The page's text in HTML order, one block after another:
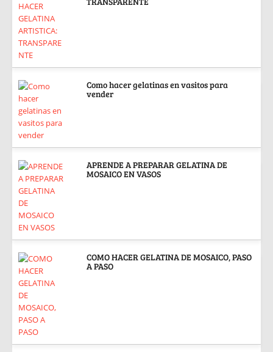
Como hacer gelatinas en vasitos para
vender
APRENDE A PREPARAR GELATINA DE
MOSAICO EN VASOS
COMO HACER GELATINA DE MOSAICO, PASO
A PASO